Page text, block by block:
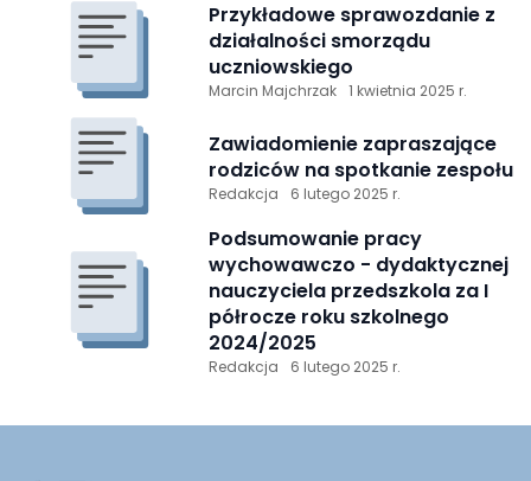
Przykładowe sprawozdanie z
działalności smorządu
uczniowskiego
Marcin Majchrzak 1 kwietnia 2025 r.
Zawiadomienie zapraszające
rodziców na spotkanie zespołu
Redakcja 6 lutego 2025 r.
Podsumowanie pracy
wychowawczo - dydaktycznej
nauczyciela przedszkola za I
półrocze roku szkolnego
2024/2025
Redakcja 6 lutego 2025 r.